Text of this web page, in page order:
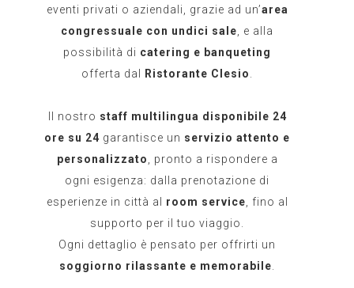
eventi privati o aziendali, grazie ad un’area
congressuale con undici sale , e alla
possibilità di catering e banqueting
offerta dal
Ristorante Clesio
Il nostro staff multilingua disponibile 24
ore su 24 garantisce un servizio attento e
personalizzato , pronto a rispondere a
ogni esigenza: dalla prenotazione di
esperienze in città al room service , fino al
supporto per il tuo viaggio.
Ogni dettaglio è pensato per offrirti un
soggiorno rilassante e memorabile